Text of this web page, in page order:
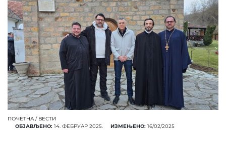
ПОЧЕТНА / ВЕСТИ
ОБЈАВЉЕНО: 14. ФЕБРУАР 2025. ИЗМЕЊЕНО: 16/02/2025